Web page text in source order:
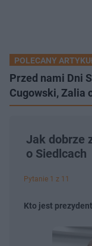
POLECANY
Przed nami Dni
Cugowski, Zalia
Jak dobrze
o Siedlcach
Pytanie 1 z 11
Kto jest